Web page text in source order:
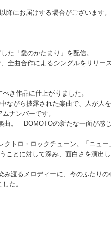
にお届けする場合がございます。
た「愛のかたまり」を配信。
全曲合作によるシングルをリリー
べき作品に仕上がりました。
ながら披露された楽曲で、人が人を
ナンバーです。
曲。 DOMOTOの新たな一面が感じ
トロ・ロックチューン。「ニュー
ことに対して深み、面白さを演出し
み渡るメロディーに、今のふたりの
た。